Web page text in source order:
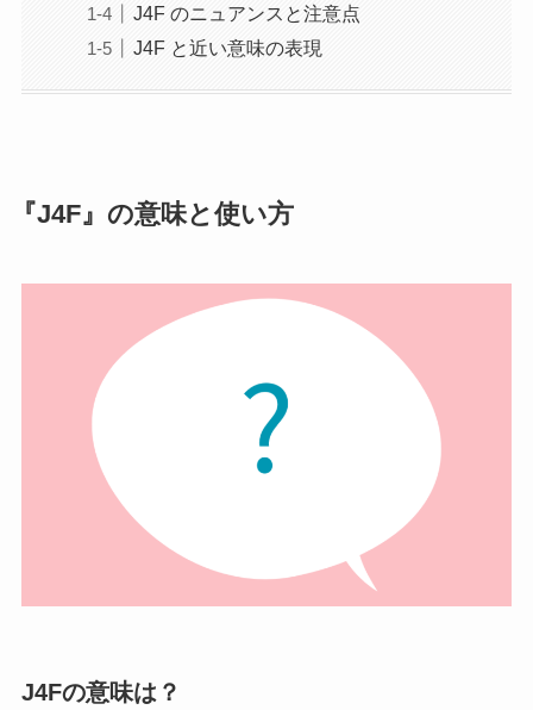
J4F のニュアンスと注意点
J4F と近い意味の表現
『J4F』の意味と使い方
J4Fの意味は？